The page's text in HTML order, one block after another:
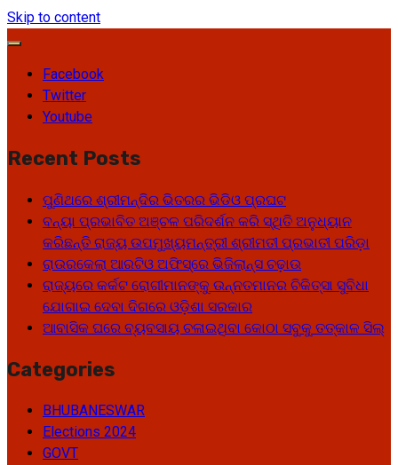
Skip to content
Facebook
Twitter
Youtube
Recent Posts
ପୁଣିଥରେ ଶ୍ରୀମନ୍ଦିର ଭିତରର ଭିଡିଓ ପ୍ରଘଟ
ବନ୍ୟା ପ୍ରଭାବିତ ଅଞ୍ଚଳ ପରିଦର୍ଶନ କରି ସ୍ଥିତି ଅନୁଧ୍ୟାନ
କରିଛନ୍ତି ରାଜ୍ୟ ଉପମୁଖ୍ୟମନ୍ତ୍ରୀ ଶ୍ରୀମତୀ ପ୍ରଭାତୀ ପରିଡ଼ା
ରାଉରକେଲା ଆରଟିଓ ଅଫିସ୍‌ରେ ଭିଜିଲାନ୍ସ ଚଢ଼ାଉ
ରାଜ୍ୟରେ କର୍କଟ ରୋଗୀମାନଙ୍କୁ ଉନ୍ନତମାନର ଚିକିତ୍ସା ସୁବିଧା
ଯୋଗାଇ ଦେବା ଦିଗରେ ଓଡ଼ିଶା ସରକାର
ଆବାସିକ ଘରେ ବ୍ୟବସାୟ ଚଳାଇଥିବା କୋଠା ସବୁକୁ ତତ୍କାଳ ସିଲ୍‌
Categories
BHUBANESWAR
Elections 2024
GOVT